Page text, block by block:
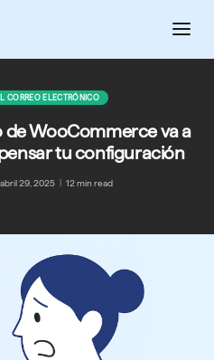
CORREO ELECTRÓNICO
WooCommerce va a
tu configuración
abril 29, 2025 12 min read